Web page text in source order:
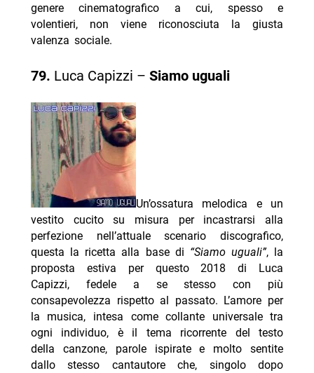
genere cinematografico a cui, spesso e
volentieri, non viene riconosciuta la giusta
valenza sociale.
79. Luca Capizzi – Siamo uguali
Un’ossatura melodica e un
vestito cucito su misura per incastrarsi alla
perfezione nell’attuale scenario discografico,
questa la ricetta alla base di “Siamo uguali”, la
proposta estiva per questo 2018 di Luca
Capizzi, fedele a se stesso con più
consapevolezza rispetto al passato. L’amore per
la musica, intesa come collante universale tra
ogni individuo, è il tema ricorrente del testo
della canzone, parole ispirate e molto sentite
dallo stesso cantautore che, singolo dopo